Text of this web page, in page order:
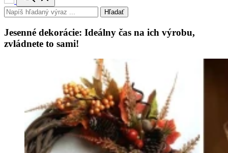
Hľadať
Jesenné dekorácie: Ideálny čas na ich výrobu,
zvládnete to sami!